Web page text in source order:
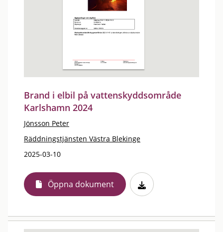
Brand i elbil på vattenskyddsområde
Karlshamn 2024
Jönsson Peter
Räddningstjänsten Västra Blekinge
2025-03-10
Öppna dokument